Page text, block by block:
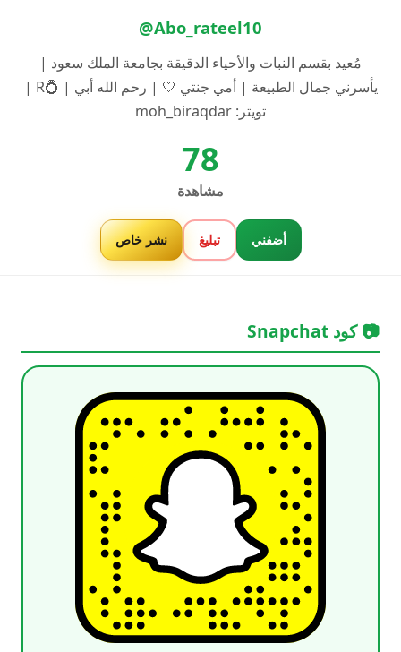
@Abo_rateel10
مُعيد بقسم النبات والأحياء الدقيقة بجامعة الملك سعود |
يأسرني جمال الطبيعة | أمي جنتي 🤍 | رحم الله أبي | 💍R |
تويتر: moh_biraqdar
78
مشاهدة
أضفني تبليغ نشر خاص
📷 كود Snapchat